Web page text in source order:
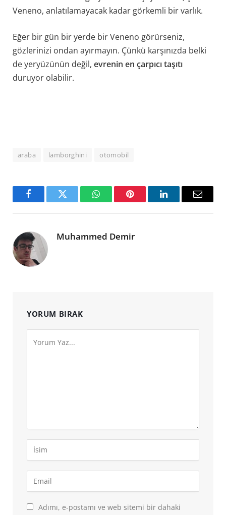
Veneno, anlatılamayacak kadar görkemli bir varlık.
Eğer bir gün bir yerde bir Veneno görürseniz,
gözlerinizi ondan ayırmayın. Çünkü karşınızda belki
de yeryüzünün değil, evrenin en çarpıcı taşıtı
duruyor olabilir.
araba lamborghini otomobil
FacebookTwitter WhatsAppPinterest LinkedInEmail
Muhammed Demir
YORUM BIRAK
Adımı, e-postamı ve web sitemi bir dahaki